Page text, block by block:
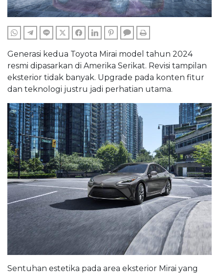
WHATSAPPTELEGRAM
LINE TWITTERFACEBOOKLINKEDINPINTERESTCOMMENTS
Generasi kedua Toyota Mirai model tahun 2024
resmi dipasarkan di Amerika Serikat. Revisi tampilan
eksterior tidak banyak. Upgrade pada konten fitur
dan teknologi justru jadi perhatian utama.
Sentuhan estetika pada area eksterior Mirai yang